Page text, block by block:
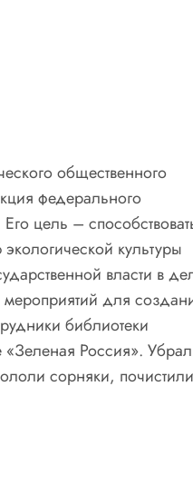
общественного
федерального
цель –
культуры
власти в
для
библиотеки
«Зеленая Россия».
сорняки,